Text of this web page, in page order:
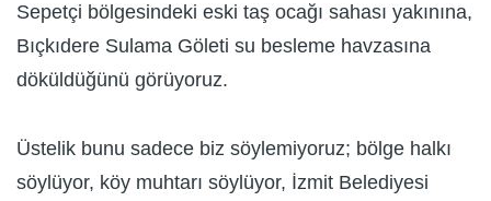
Sepetçi bölgesindeki eski taş ocağı sahası yakınına,
Bıçkıdere Sulama Göleti su besleme havzasına
döküldüğünü görüyoruz.
Üstelik bunu sadece biz söylemiyoruz; bölge halkı
söylüyor, köy muhtarı söylüyor, İzmit Belediyesi